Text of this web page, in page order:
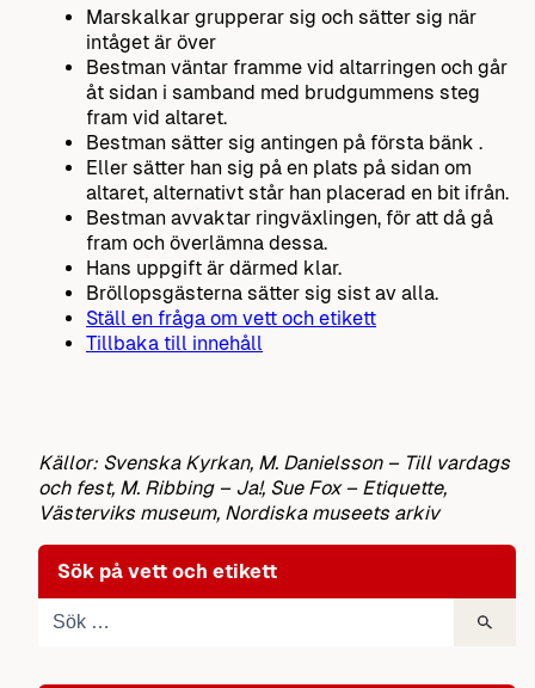
Sök på vett och etikett
Marskalkar grupperar sig och sätter sig när
intåget är över
Bestman väntar framme vid altarringen och går
åt sidan i samband med brudgummens steg
fram vid altaret.
Bestman sätter sig antingen på första bänk .
Eller sätter han sig på en plats på sidan om
altaret, alternativt står han placerad en bit ifrån.
Bestman avvaktar ringväxlingen, för att då gå
fram och överlämna dessa.
Hans uppgift är därmed klar.
Bröllopsgästerna sätter sig sist av alla.
Ställ en fråga om vett och etikett
Tillbaka till innehåll
Källor: Svenska Kyrkan, M. Danielsson – Till vardags
och fest, M. Ribbing – Ja!, Sue Fox – Etiquette,
Västerviks museum, Nordiska museets arkiv